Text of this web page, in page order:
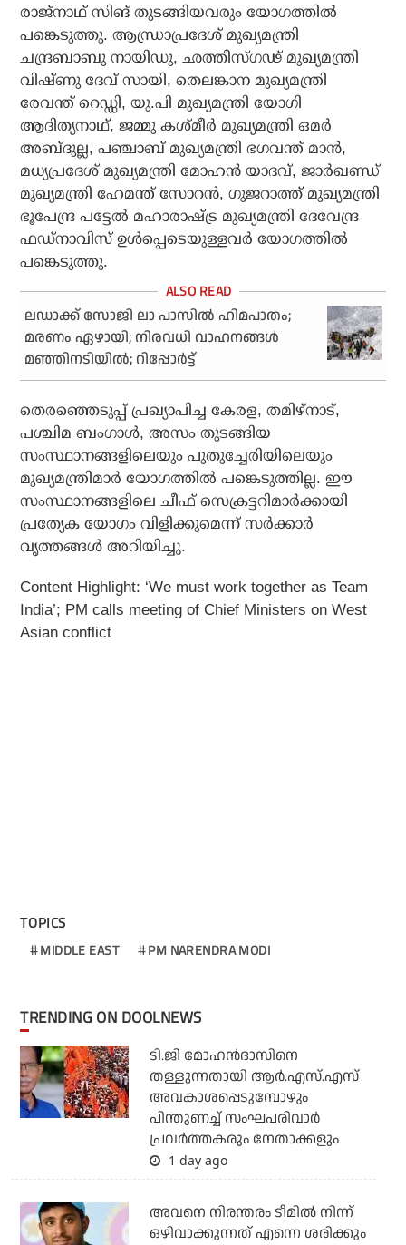
രാജ്നാഥ് സിങ് തുടങ്ങിയവരും യോഗത്തില്‍
പങ്കെടുത്തു. ആന്ധ്രാപ്രദേശ് മുഖ്യമന്ത്രി
ചന്ദ്രബാബു നായിഡു, ഛത്തീസ്ഗഢ് മുഖ്യമന്ത്രി
വിഷ്ണു ദേവ് സായി, തെലങ്കാന മുഖ്യമന്ത്രി
രേവന്ത് റെഡ്ഡി, യു.പി മുഖ്യമന്ത്രി യോഗി
ആദിത്യനാഥ്, ജമ്മു കശ്മീര്‍ മുഖ്യമന്ത്രി ഒമര്‍
അബ്ദുല്ല, പഞ്ചാബ് മുഖ്യമന്ത്രി ഭഗവന്ത് മാന്‍,
മധ്യപ്രദേശ് മുഖ്യമന്ത്രി മോഹന്‍ യാദവ്, ജാര്‍ഖണ്ഡ്
മുഖ്യമന്ത്രി ഹേമന്ത് സോറന്‍, ഗുജറാത്ത് മുഖ്യമന്ത്രി
ഭൂപേന്ദ്ര പട്ടേല്‍ മഹാരാഷ്ട്ര മുഖ്യമന്ത്രി ദേവേന്ദ്ര
ഫഡ്നാവിസ് ഉള്‍പ്പെടെയുള്ളവര്‍ യോഗത്തില്‍
പങ്കെടുത്തു.
ലഡാക്ക് സോജി ലാ പാസില്‍ ഹിമപാതം;
മരണം ഏഴായി; നിരവധി വാഹനങ്ങള്‍
മഞ്ഞിനടിയില്‍; റിപ്പോര്‍ട്ട്
തെരഞ്ഞെടുപ്പ് പ്രഖ്യാപിച്ച കേരള, തമിഴ്‌നാട്,
പശ്ചിമ ബംഗാള്‍, അസം തുടങ്ങിയ
സംസ്ഥാനങ്ങളിലെയും പുതുച്ചേരിയിലെയും
മുഖ്യമന്ത്രിമാര്‍ യോഗത്തില്‍ പങ്കെടുത്തില്ല. ഈ
സംസ്ഥാനങ്ങളിലെ ചീഫ് സെക്രട്ടറിമാര്‍ക്കായി
പ്രത്യേക യോഗം വിളിക്കുമെന്ന് സര്‍ക്കാര്‍
വൃത്തങ്ങള്‍ അറിയിച്ചു.
Content Highlight: ‘We must work together as Team
India’; PM calls meeting of Chief Ministers on West
Asian conflict
TOPICS
MIDDLE EAST PM NARENDRA MODI
TRENDING ON DOOLNEWS
ടി.ജി മോഹന്‍ദാസിനെ
തള്ളുന്നതായി ആര്‍.എസ്.എസ്
അവകാശപ്പെടുമ്പോഴും
പിന്തുണച്ച് സംഘപരിവാര്‍
പ്രവര്‍ത്തകരും നേതാക്കളും
1 day ago
അവനെ നിരന്തരം ടീമില്‍ നിന്ന്
ഒഴിവാക്കുന്നത് എന്നെ ശരിക്കും